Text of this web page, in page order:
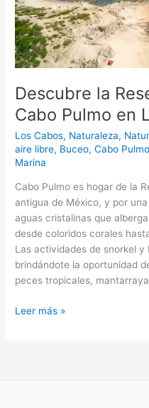
Descubre la
Cabo Pulmo en
Los Cabos, Naturaleza,
aire libre, Buceo,Cabo Pulmo
Marina
Cabo Pulmo es hogar de la
antigua de México, y por
aguas cristalinas que
desde coloridos corales
Las actividades de snorkel y
brindándote la oportunidad
peces tropicales,
Pulmo
en
Los
Cabos
Leer más »